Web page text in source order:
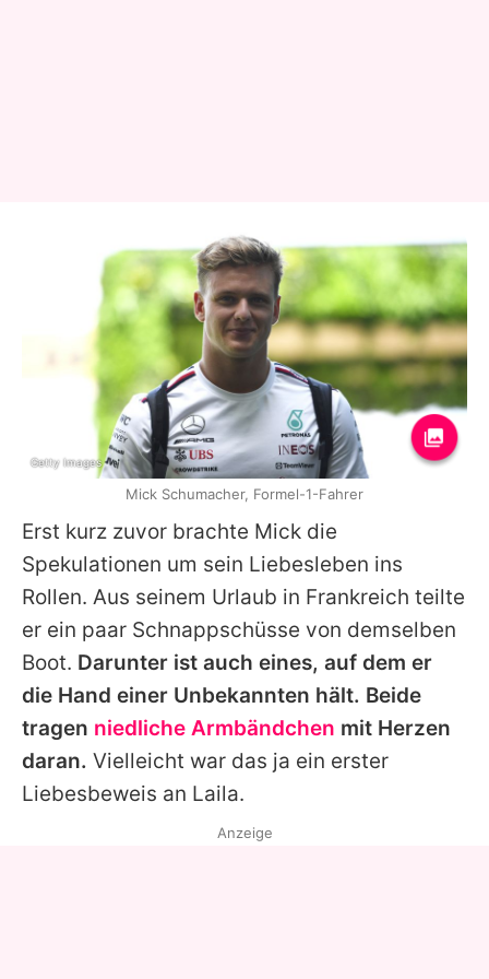
Erst kurz zuvor brachte Mick die
Spekulationen um sein Liebesleben ins
Rollen. Aus seinem Urlaub in Frankreich teilte
er ein paar Schnappschüsse von demselben
Boot. Darunter ist auch eines, auf dem er
die Hand einer Unbekannten hält. Beide
tragen niedliche Armbändchen mit Herzen
daran. Vielleicht war das ja ein erster
Liebesbeweis an Laila.
Getty Images
Mick Schumacher, Formel-1-Fahrer
Anzeige